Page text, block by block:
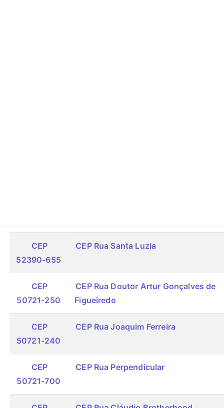
CEP
52390-655
CEP Rua Santa Luzia
CEP
50721-250
CEP Rua Doutor Artur Gonçalves de
Figueiredo
CEP
50721-240
CEP Rua Joaquim Ferreira
CEP
50721-700
CEP Rua Perpendicular